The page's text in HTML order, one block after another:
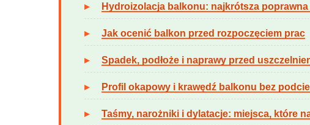
Hydroizolacja balkonu: najkrótsza poprawna
Jak ocenić balkon przed rozpoczęciem prac
Spadek, podłoże i naprawy przed
Profil okapowy i krawędź balkonu bez
Taśmy, narożniki i dylatacje: miejsca, które